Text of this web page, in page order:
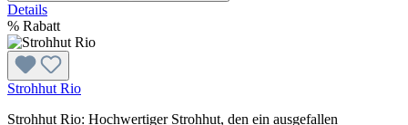
Details
% Rabatt
Strohhut Rio
Strohhut Rio: Hochwertiger Strohhut, den ein ausgefallen